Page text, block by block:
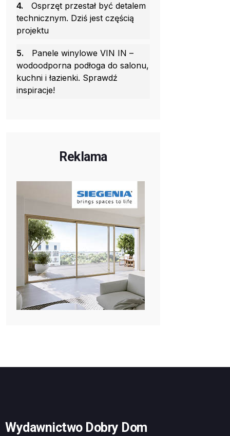
4.
Osprzęt przestał być detalem
technicznym. Dziś jest częścią
projektu
5.
Panele winylowe VIN IN –
wodoodporna podłoga do salonu,
kuchni i łazienki. Sprawdź
inspiracje!
Reklama
Wydawnictwo Dobry Dom